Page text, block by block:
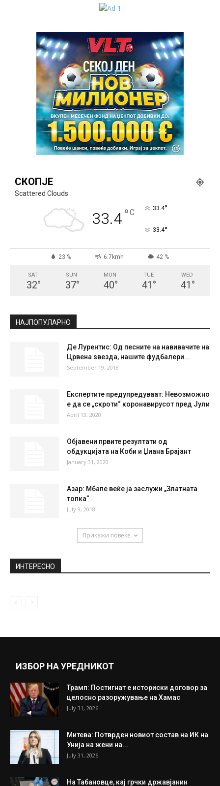
СКОПЈЕ
Scattered Clouds
33.4°C 33.4°
33.4°
23 % 6.7kmh 42 %
SAT
32°
SUN
37°
MON
40°
TUE
41 °
WED
41 °
НАЈПОПУЛАРНО
Де Лурентис: Од песните на навивачите на
Црвена ѕвезда, нашите фудбалери...
September 19, 2018
Експертите предупредуваат: Невозможно
е да се „скроти“ коронавирусот пред Јули
April 13, 2020
Објавени првите резултати од
обдукцијата на Коби и Џиана Брајант
January 31, 2020
Азар: Мбапе веќе ја заслужи „Златната
топка“
July 9, 2018
Прикажи повеќе
ИНТЕРЕСНО
ИЗБОР НА УРЕДНИКОТ
Трамп: Постигнат е историски договор за
целосно разоружување на Хамас
July 31, 2026
Митева: Потврден новиот состав на ИК на
Унија на жени на...
July 31, 2026
На Табановце, кај грчки државјанин